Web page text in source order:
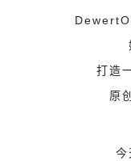
打造
原
今